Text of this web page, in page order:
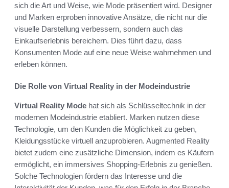
sich die Art und Weise, wie Mode präsentiert wird. Designer
und Marken erproben innovative Ansätze, die nicht nur die
visuelle Darstellung verbessern, sondern auch das
Einkaufserlebnis bereichern. Dies führt dazu, dass
Konsumenten Mode auf eine neue Weise wahrnehmen und
erleben können.
Die Rolle von Virtual Reality in der Modeindustrie
Virtual Reality Mode hat sich als Schlüsseltechnik in der
modernen Modeindustrie etabliert. Marken nutzen diese
Technologie, um den Kunden die Möglichkeit zu geben,
Kleidungsstücke virtuell anzuprobieren. Augmented Reality
bietet zudem eine zusätzliche Dimension, indem es Käufern
ermöglicht, ein immersives Shopping-Erlebnis zu genießen.
Solche Technologien fördern das Interesse und die